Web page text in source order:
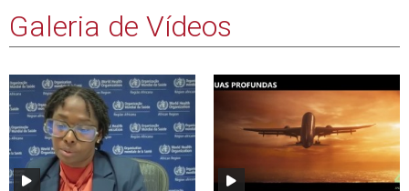
Galeria de Vídeos